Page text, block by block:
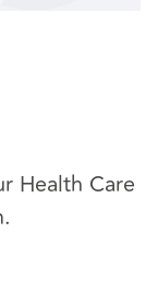
Health Care